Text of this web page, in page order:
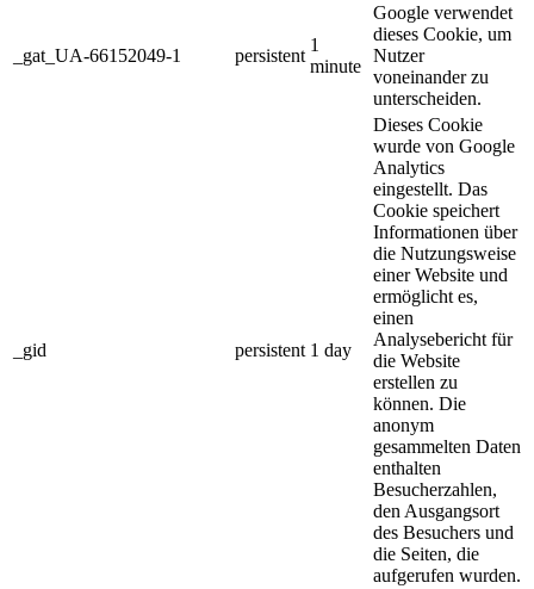
_gat_UA-66152049-1 persistent
1
minute
Google verwendet
dieses Cookie, um
Nutzer
voneinander zu
unterscheiden.
_gid persistent 1 day
Dieses Cookie
wurde von Google
Analytics
eingestellt. Das
Cookie speichert
Informationen über
die Nutzungsweise
einer Website und
ermöglicht es,
einen
Analysebericht für
die Website
erstellen zu
können. Die
anonym
gesammelten Daten
enthalten
Besucherzahlen,
den Ausgangsort
des Besuchers und
die Seiten, die
aufgerufen wurden.